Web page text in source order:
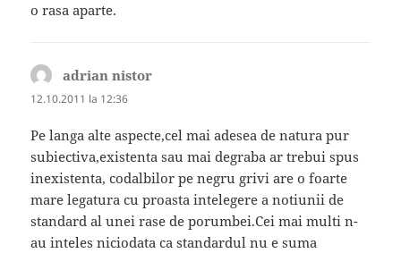
o rasa aparte.
adrian nistor
12.10.2011 la 12:36
Pe langa alte aspecte,cel mai adesea de natura pur
subiectiva,existenta sau mai degraba ar trebui spus
inexistenta, codalbilor pe negru grivi are o foarte
mare legatura cu proasta intelegere a notiunii de
standard al unei rase de porumbei.Cei mai multi n-
au inteles niciodata ca standardul nu e suma